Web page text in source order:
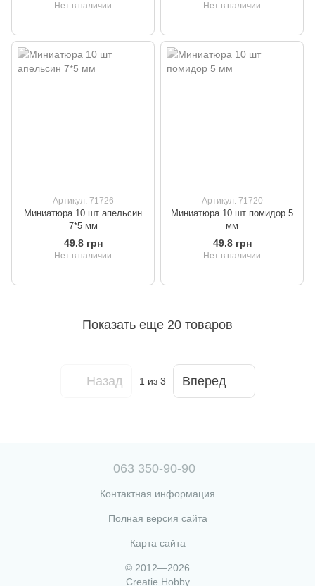
Нет в наличии Нет в наличии
Артикул: 71726
Миниатюра 10 шт апельсин
7*5 мм
49.8 грн
Нет в наличии
Артикул: 71720
Миниатюра 10 шт помидор 5
мм
49.8 грн
Нет в наличии
Показать еще 20 товаров
Назад 1 из 3 Вперед
063 350-90-90
Контактная информация
Полная версия сайта
Карта сайта
© 2012—2026
Creatie Hobby